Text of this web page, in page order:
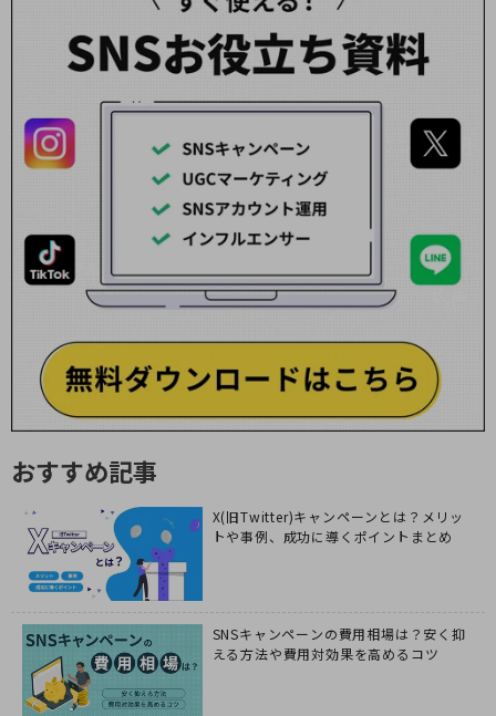
おすすめ記事
X(旧Twitter)キャンペーンとは？メリッ
トや事例、成功に導くポイントまとめ
SNSキャンペーンの費用相場は？安く抑
える方法や費用対効果を高めるコツ